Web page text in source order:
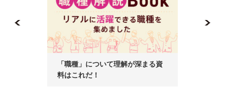
「職種」について理解が深まる資
料はこれだ！